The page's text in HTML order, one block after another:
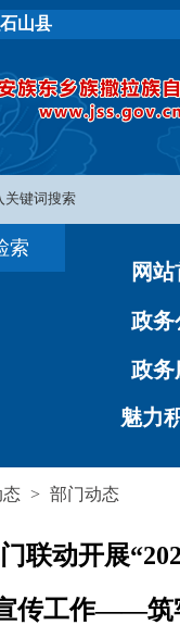
山县
网
政务
政务
魅力
态 > 部门动态
联动开展
传工作——筑